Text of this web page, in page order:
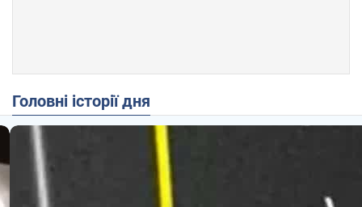
Головні історії дня